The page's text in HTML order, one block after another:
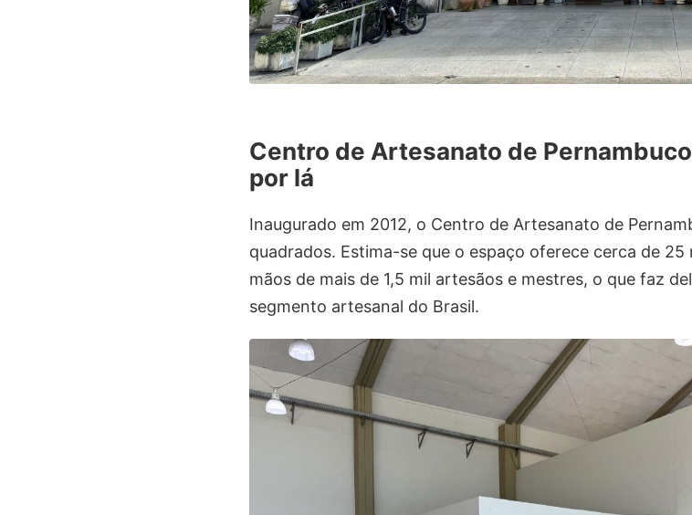
Centro de Artesanato de
por lá
Inaugurado em 2012, o Centro de Artesanato de
quadrados. Estima-se que o espaço oferece cerca de
mãos de mais de 1,5 mil artesãos e mestres, o que faz
segmento artesanal do Brasil.